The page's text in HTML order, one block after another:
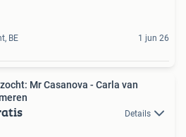
BE 1 jun 26
Mr Casanova - Carla van
Details